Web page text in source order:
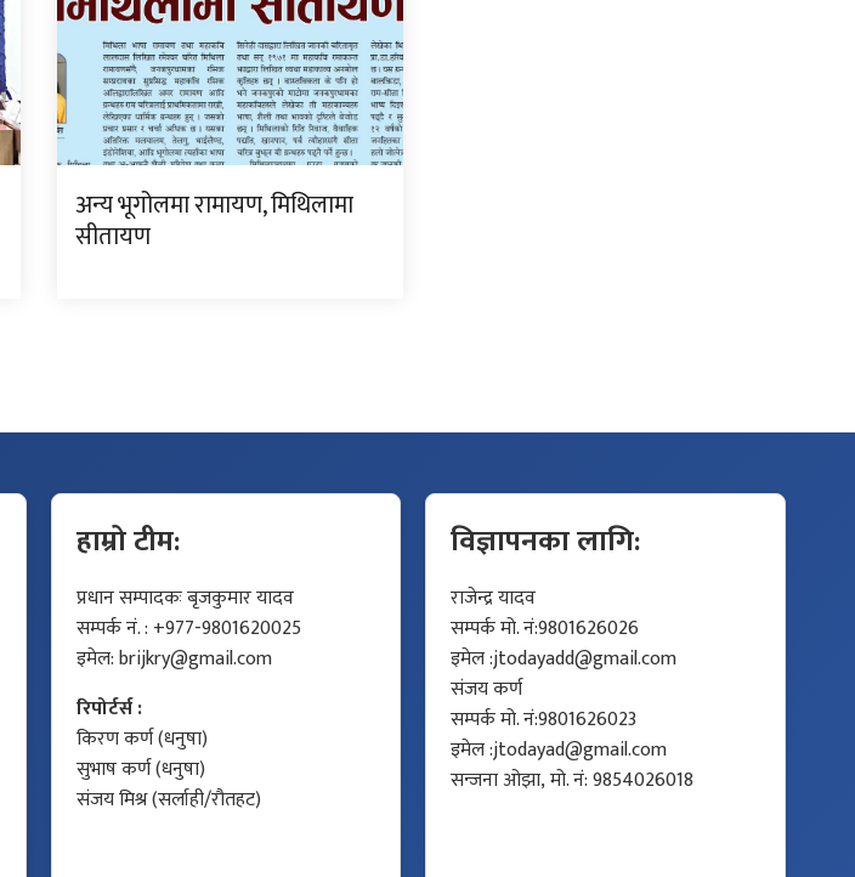
अन्य भूगोलमा रामायण, मिथिलामा
सीतायण
हाम्रो टीम:
प्रधान सम्पादकः बृजकुमार यादव
सम्पर्क नं. : +977-9801620025
इमेल:brijkry@gmail.com
रिपोर्टर्स :
किरण कर्ण (धनुषा)
सुभाष कर्ण (धनुषा)
संजय मिश्र (सर्लाही/रौतहट)
विज्ञापनका लागि:
राजेन्द्र यादव
सम्पर्क मो. नं:9801626026
इमेल :jtodayadd@gmail.com
संजय कर्ण
सम्पर्क मो. नं:9801626023
इमेल :jtodayad@gmail.com
सन्जना ओझा, मो. नं: 9854026018